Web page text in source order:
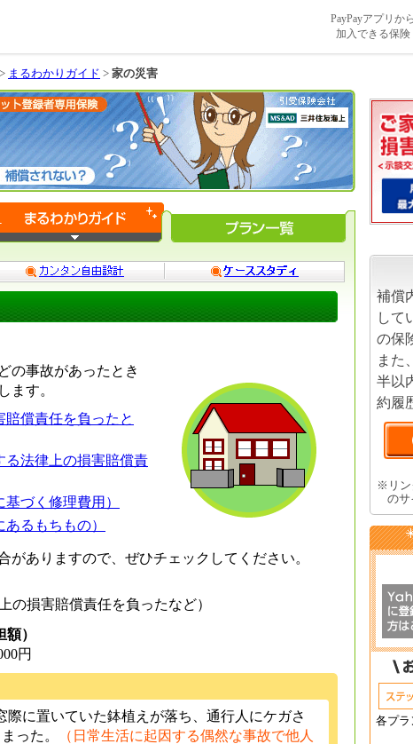
PayPayアプリから
加入できる保険
> まるわかりガイド > 家の災害
の事故があったとき
ます。
賠償責任を負ったと
る法律上の損害賠償責
づく修理費用）
るもちもの）
がありますので、ぜひチェックしてください。
の損害賠償責任を負ったなど）
）
円
際に置いていた鉢植えが落ち、通行人にケガさ
った。
（日常生活に起因する偶然な事故で他人
補償
して
の保
また
半以
約履
※リン
のサ
各プラ